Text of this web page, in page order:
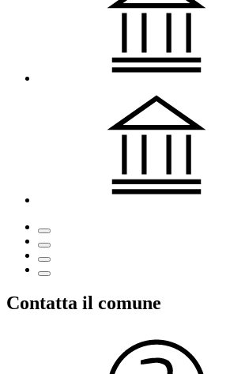
Contatta il comune